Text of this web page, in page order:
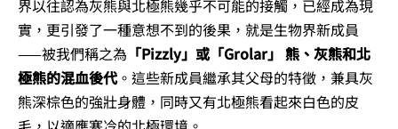
界以往認為灰熊與北極熊幾乎不可能的接觸，已經成為現
實，更引發了一種意想不到的後果，就是生物界新成員
——被我們稱之為 「Pizzly」或「Grolar」 熊、灰熊和北
極熊的混血後代。這些新成員繼承其父母的特徵，兼具灰
熊深棕色的強壯身體，同時又有北極熊看起來白色的皮